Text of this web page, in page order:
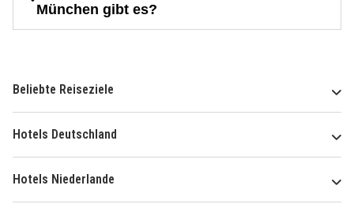
München gibt es?
Beliebte Reiseziele
Hotels Deutschland
Hotels Niederlande